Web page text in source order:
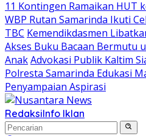
11 Kontingen Ramaikan HUT
WBP Rutan Samarinda Ikuti
TBC Kemendikdasmen
Akses Buku Bacaan Bermutu
AnakAdvokasi Publik Kaltim
Polresta Samarinda Edukasi
Penyampaian Aspirasi
RedaksiInfo Iklan